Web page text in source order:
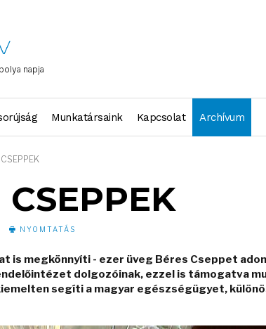
napja
Munkatársaink Kapcsolat Archívum
CSEPPEK
NYOMTATÁS
is megkönnyíti - ezer üveg Béres Cseppet
dolgozóinak, ezzel is támogatva
segíti a magyar egészségügyet,